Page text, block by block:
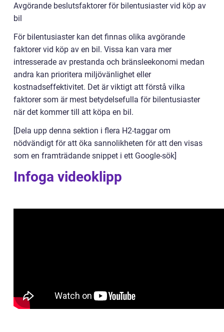
Avgörande beslutsfaktorer för bilentusiaster vid köp av
bil
För bilentusiaster kan det finnas olika avgörande
faktorer vid köp av en bil. Vissa kan vara mer
intresserade av prestanda och bränsleekonomi medan
andra kan prioritera miljövänlighet eller
kostnadseffektivitet. Det är viktigt att förstå vilka
faktorer som är mest betydelsefulla för bilentusiaster
när det kommer till att köpa en bil.
[Dela upp denna sektion i flera H2-taggar om
nödvändigt för att öka sannolikheten för att den visas
som en framträdande snippet i ett Google-sök]
Infoga videoklipp